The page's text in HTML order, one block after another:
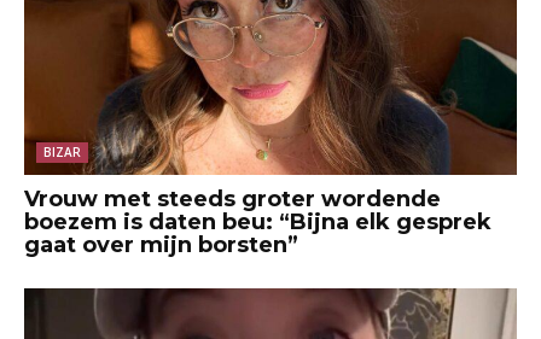
BIZAR
Vrouw met steeds groter wordende
boezem is daten beu: “Bijna elk gesprek
gaat over mijn borsten”